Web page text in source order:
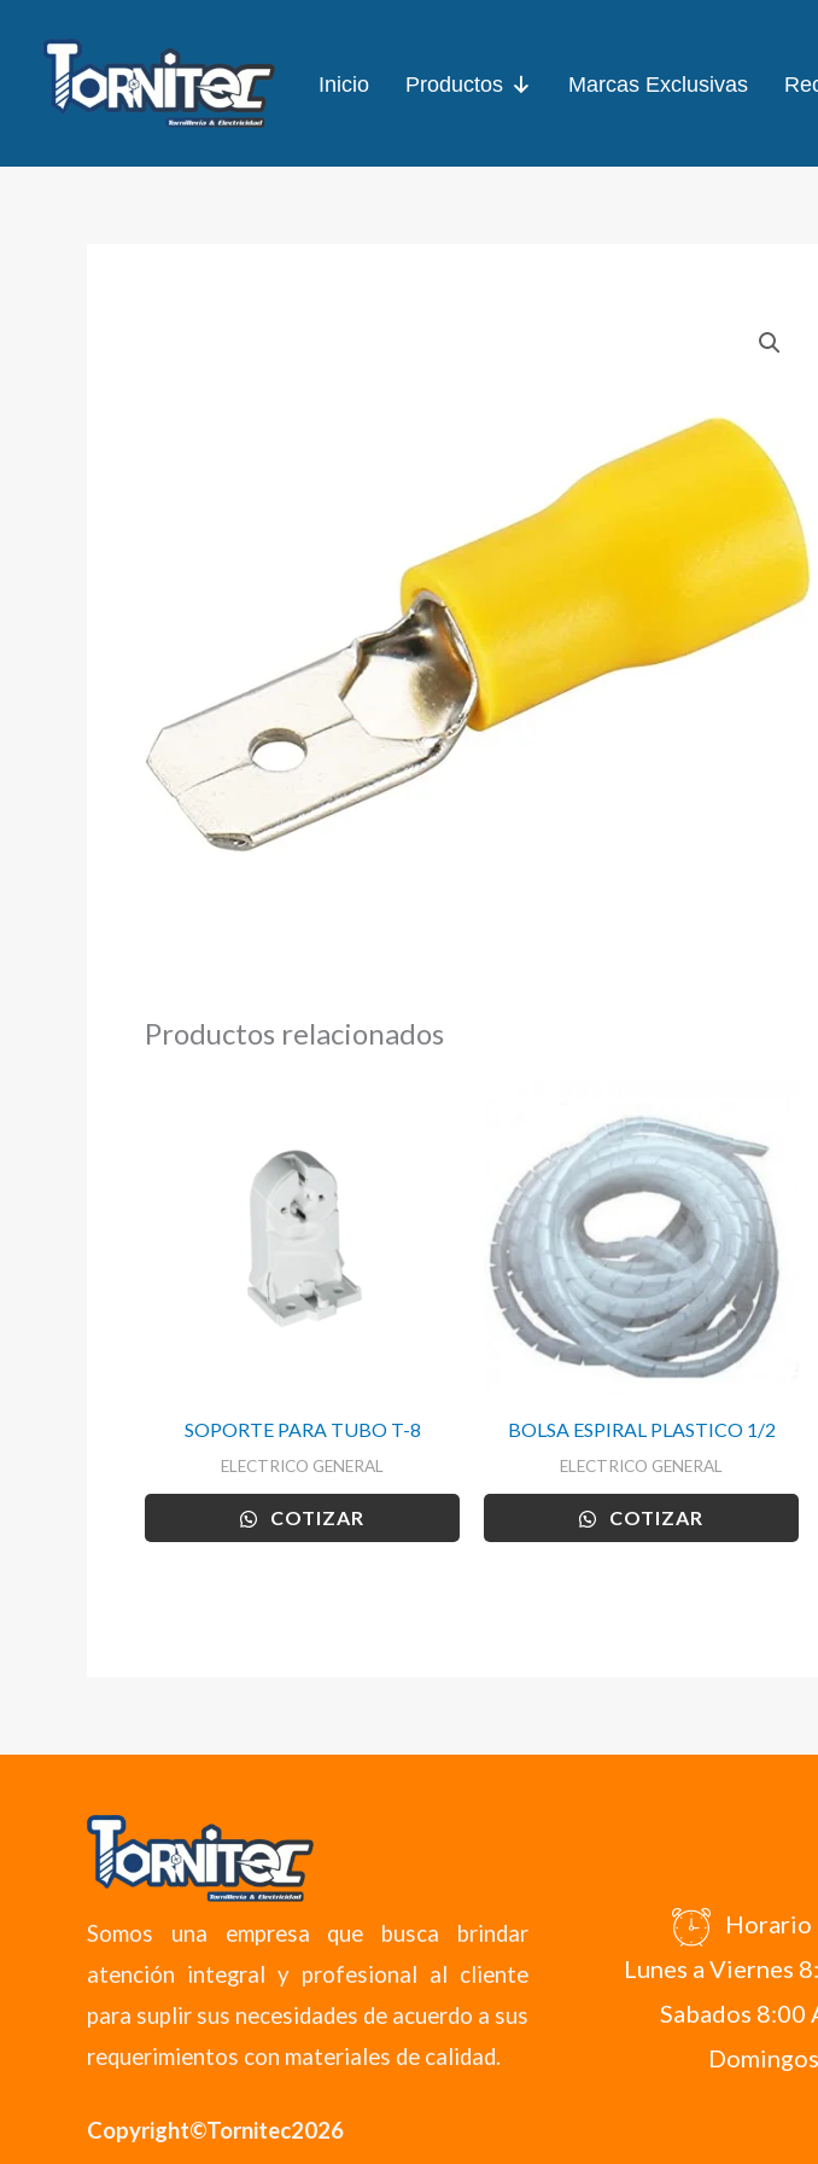
contenido
Inicio Productos Marcas Exclusivas
Productos relacionados
SOPORTE PARA TUBO T-8
ELECTRICO GENERAL
COTIZAR
BOLSA ESPIRAL PLASTICO 1/2
ELECTRICO GENERAL
COTIZAR
Somos una empresa que busca brindar
atención integral y profesional al cliente
para suplir sus necesidades de acuerdo a sus
requerimientos con materiales de calidad.
Copyright©Tornitec2026
Horario
Lunes a Viernes
Sabados 8:00